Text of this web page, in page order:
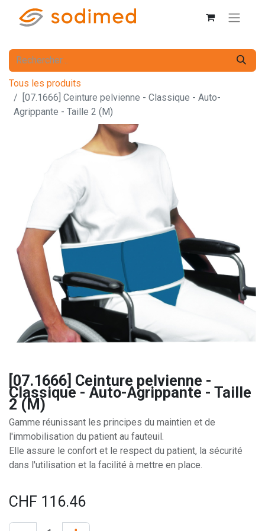
Tous les produits
[07.1666] Ceinture pelvienne - Classique - Auto-
Agrippante - Taille 2 (M)
[07.1666] Ceinture pelvienne -
Classique - Auto-Agrippante - Taille
2 (M)
Gamme réunissant les principes du maintien et de
l'immobilisation du patient au fauteuil.
Elle assure le confort et le respect du patient, la sécurité
dans l'utilisation et la facilité à mettre en place.
CHF 116.46